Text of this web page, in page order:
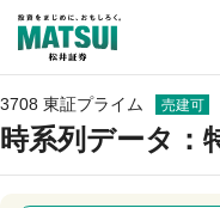
3708 東証プライム 売建可
時系列データ ：